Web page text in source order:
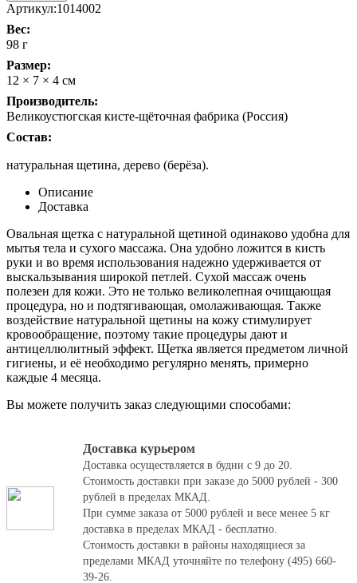
Артикул:1014002
Вес:
98 г
Размер:
12 × 7 × 4 см
Производитель:
Великоустюгская кисте-щёточная фабрика (Россия)
Состав:
натуральная щетина, дерево (берёза).
Описание
Доставка
Овальная щетка с натуральной щетиной одинаково удобна для
мытья тела и сухого массажа. Она удобно ложится в кисть
руки и во время использования надежно удерживается от
выскальзывания широкой петлей. Сухой массаж очень
полезен для кожи. Это не только великолепная очищающая
процедура, но и подтягивающая, омолаживающая. Также
воздействие натуральной щетины на кожу стимулирует
кровообращение, поэтому такие процедуры дают и
антицеллюлитный эффект. Щетка является предметом личной
гигиены, и её необходимо регулярно менять, примерно
каждые 4 месяца.
Вы можете получить заказ следующими способами:
Доставка курьером
Доставка осуществляется в будни с 9 до 20.
Стоимость доставки при заказе до 5000 рублей - 300
рублей в пределах МКАД.
При сумме заказа от 5000 рублей и весе менее 5 кг
доставка в пределах МКАД - бесплатно.
Стоимость доставки в районы находящиеся за
пределами МКАД уточняйте по телефону (495) 660-
39-26.